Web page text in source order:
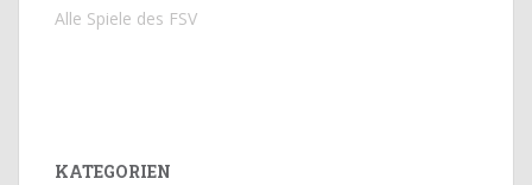
Alle Spiele des FSV
KATEGORIEN